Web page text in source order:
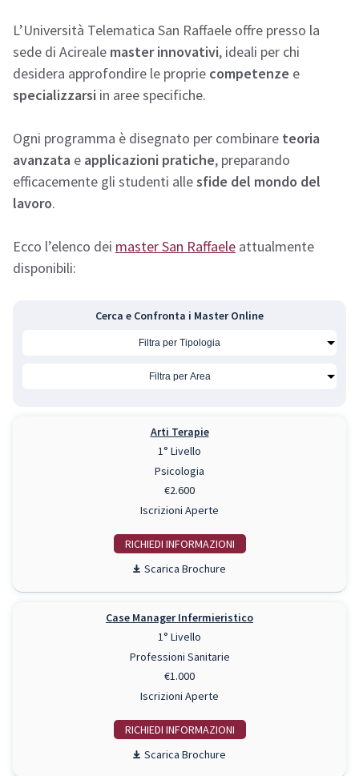
L’Università Telematica San Raffaele offre presso la
sede di Acireale master innovativi, ideali per chi
desidera approfondire le proprie competenze e
specializzarsi in aree specifiche.
Ogni programma è disegnato per combinare teoria
avanzata e applicazioni pratiche, preparando
efficacemente gli studenti allesfide del mondo del
lavoro.
Ecco l’elenco dei master San Raffaele attualmente
disponibili:
Cerca e Confronta i Master Online
Arti Terapie
1° Livello
Psicologia
€2.600
Iscrizioni Aperte
RICHIEDI INFO
Scarica Brochure
Case Manager Infermieristico
1° Livello
Professioni Sanitarie
€1.000
Iscrizioni Aperte
RICHIEDI INFO
Scarica Brochure